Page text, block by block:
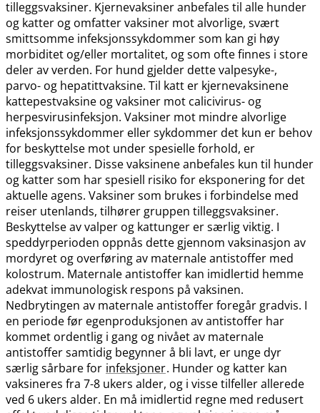
tilleggsvaksiner. Kjernevaksiner anbefales til alle hunder
og katter og omfatter vaksiner mot alvorlige, svært
smittsomme infeksjonssykdommer som kan gi høy
morbiditet og​/​eller mortalitet, og som ofte finnes i store
deler av verden. For hund gjelder dette valpesyke-,
parvo- og hepatittvaksine. Til katt er kjernevaksinene
kattepestvaksine og vaksiner mot calicivirus- og
herpesvirusinfeksjon. Vaksiner mot mindre alvorlige
infeksjonssykdommer eller sykdommer det kun er behov
for beskyttelse mot under spesielle forhold, er
tilleggsvaksiner. Disse vaksinene anbefales kun til hunder
og katter som har spesiell risiko for eksponering for det
aktuelle agens. Vaksiner som brukes i forbindelse med
reiser utenlands, tilhører gruppen tilleggsvaksiner.
Beskyttelse av valper og kattunger er særlig viktig. I
speddyrperioden oppnås dette gjennom vaksinasjon av
mordyret og overføring av maternale antistoffer med
kolostrum. Maternale antistoffer kan imidlertid hemme
adekvat immunologisk respons på vaksinen.
Nedbrytingen av maternale antistoffer foregår gradvis. I
en periode før egenproduksjonen av antistoffer har
kommet ordentlig i gang og nivået av maternale
antistoffer samtidig begynner å bli lavt, er unge dyr
særlig sårbare for infeksjoner. Hunder og katter kan
vaksineres fra 7-8 ukers alder, og i visse tilfeller allerede
ved 6 ukers alder. En må imidlertid regne med redusert